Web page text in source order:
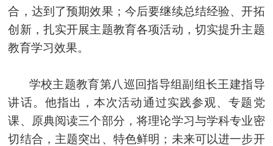
合，达到了预期效果；今后要继续总结经验、开拓
创新，扎实开展主题教育各项活动，切实提升主题
教育学习效果。
学校主题教育第八巡回指导组副组长王建指导
讲话。他指出，本次活动通过实践参观、专题党
课、原典阅读三个部分，将理论学习与学科专业密
切结合，主题突出、特色鲜明；未来可以进一步开